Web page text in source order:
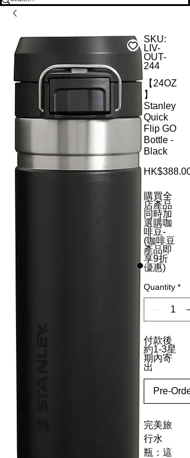
SKU:
LIV-
OUT-
244
【24OZ
】
Stanley
Quick
Flip GO
Bottle -
Black
HK$388.00
購買全
店產品
同時加
選購咖
啡豆-
(咖啡豆
產品即
享9折
優惠)
Quantity *
付款後
約1-3星
期內寄
出
Pre-Order
完美旅
行水
瓶：這